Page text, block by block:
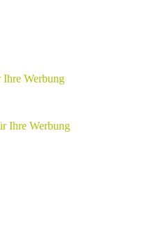
Ihre Werbung